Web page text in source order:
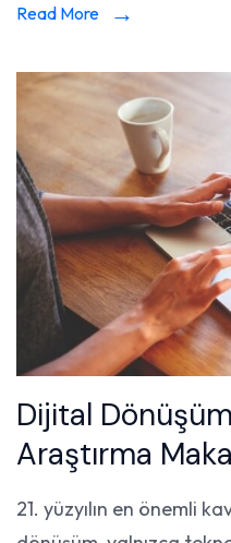
Read More
Dijital
Araştırma
21. yüzyılın en önemli